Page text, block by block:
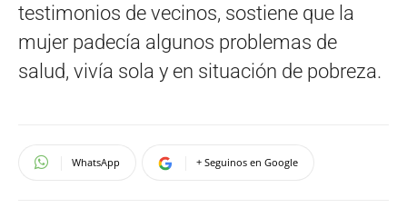
testimonios de vecinos, sostiene que la
mujer padecía algunos problemas de
salud, vivía sola y en situación de pobreza.
WhatsApp + Seguinos en Google